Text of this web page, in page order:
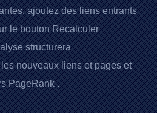
ajoutez des liens entrants
le bouton Recalculer
structurera
nouveaux liens et pages et
PageRank.